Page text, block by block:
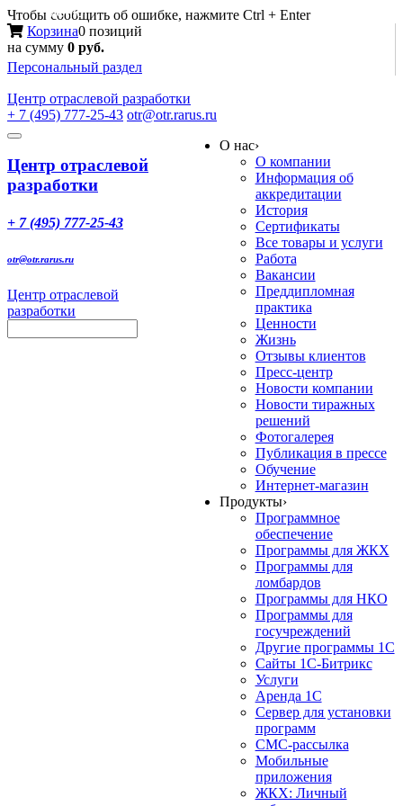
Чтобы сообщить об ошибке, нажмите Ctrl + Enter
Корзина0 позиций
на сумму 0 руб.
Персональный раздел
Центр отраслевой разработки
+ 7 (495) 777-25-43 otr@otr.rarus.ru
Toggle
Меню
Центр отраслевой
разработки
+ 7 (495) 777-25-43
otr@otr.rarus.ru
Центр отраслевой
разработки
О нас›
О компании
Информация об
аккредитации
История
Сертификаты
Все товары и услуги
Работа
Вакансии
Преддипломная
практика
Ценности
Жизнь
Отзывы клиентов
Пресс-центр
Новости компании
Новости тиражных
решений
Фотогалерея
Публикация в прессе
Обучение
Интернет-магазин
Продукты›
Программное
обеспечение
Программы для ЖКХ
Программы для
ломбардов
Программы для НКО
Программы для
госучреждений
Другие программы 1С
Сайты 1С-Битрикс
Услуги
Аренда 1С
Сервер для установки
программ
СМС-рассылка
Мобильные
приложения
ЖКХ: Личный